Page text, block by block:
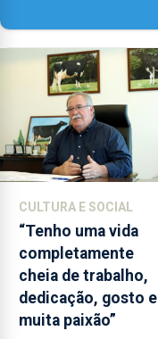
CULTURA E SOCIAL
“Tenho uma vida
completamente
cheia de trabalho,
dedicação, gosto e
muita paixão”